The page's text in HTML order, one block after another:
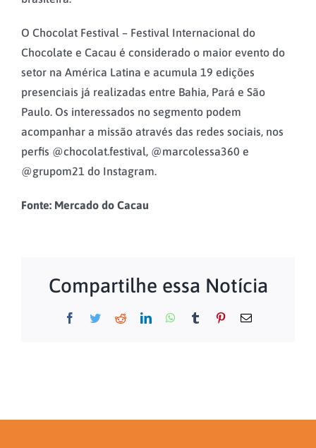
O Chocolat Festival – Festival Internacional do
Chocolate e Cacau é considerado o maior evento do
setor na América Latina e acumula 19 edições
presenciais já realizadas entre Bahia, Pará e São
Paulo. Os interessados no segmento podem
acompanhar a missão através das redes sociais, nos
perfis @chocolat.festival, @marcolessa360 e
@grupom21 do Instagram.
Fonte: Mercado do Cacau
Compartilhe essa Notícia
Facebook
TwitterRedditLinkedInWhatsApp
Tumblr Pinterest
E-